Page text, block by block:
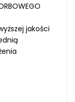
jakości